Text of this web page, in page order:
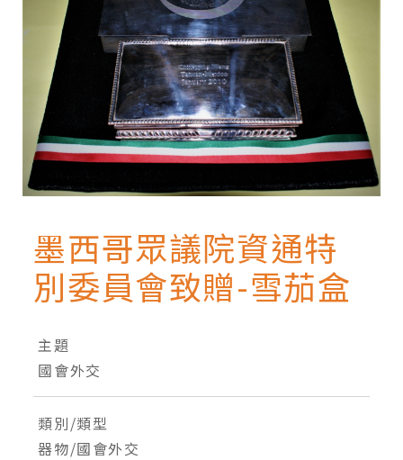
墨西哥眾議院資通特
別委員會致贈-雪茄盒
主題
國會外交
類別/類型
器物/國會外交